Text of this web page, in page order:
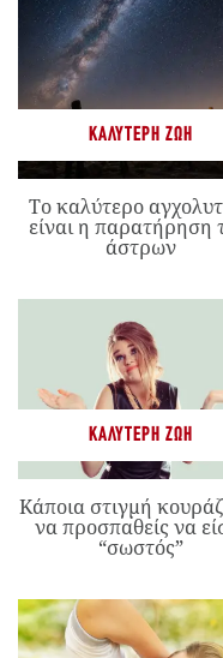
ΚΑΛΎΤΕΡΗ ΖΩΉ
Το καλύτερο
είναι η παρατήρηση
άστρων
ΚΑΛΎΤΕΡΗ ΖΩΉ
Κάποια στιγμή
να προσπαθείς να
“σωστός”